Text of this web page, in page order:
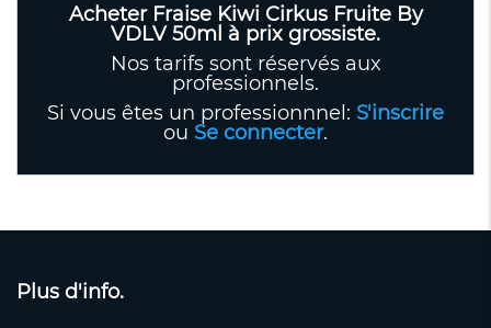
Acheter Fraise Kiwi Cirkus Fruite By
VDLV 50ml à prix grossiste.
Nos tarifs sont réservés aux
professionnels.
Si vous êtes un professionnnel: S'inscrire
ou Se connecter.
Plus d'info.